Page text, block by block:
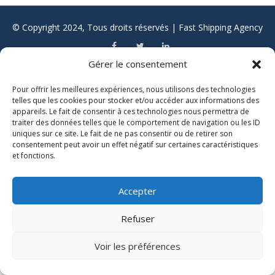
Gérer le consentement
Pour offrir les meilleures expériences, nous utilisons des technologies
telles que les cookies pour stocker et/ou accéder aux informations des
appareils. Le fait de consentir à ces technologies nous permettra de
traiter des données telles que le comportement de navigation ou les ID
uniques sur ce site. Le fait de ne pas consentir ou de retirer son
consentement peut avoir un effet négatif sur certaines caractéristiques
et fonctions.
Accepter
Refuser
Voir les préférences
© Copyright 2024, Tous droits réservés | Fast Shipping Agency